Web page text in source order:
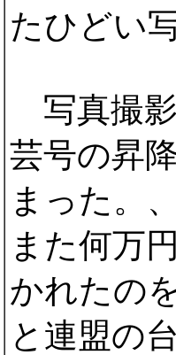
たひどい
写真撮
芸号の昇
まった。
また何万
かれたの
と連盟の